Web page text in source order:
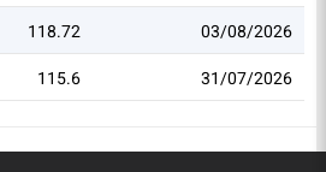
03/08/2026
118.72
31/07/2026
115.6